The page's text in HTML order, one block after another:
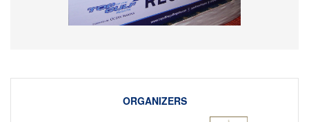
ORGANIZERS